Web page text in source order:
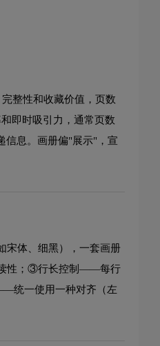
整性和收藏价值，页数
即时吸引力，通常页数
信息。画册偏"展示"，宣
体、细黑），一套画册
读性；③行长控制——每行
统一使用一种对齐（左